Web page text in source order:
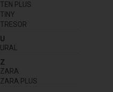
TEN PLUS
TINY
TRESOR
U
URAL
Z
ZARA
ZARA PLUS